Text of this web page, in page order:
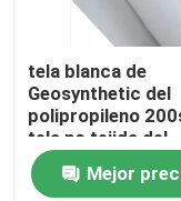
Geomembrane
Red compuesta
3D Geomat
tela blanca de
Geosynthetic del
polipropileno
tela no tejida del
geotextil de 4
Mejor